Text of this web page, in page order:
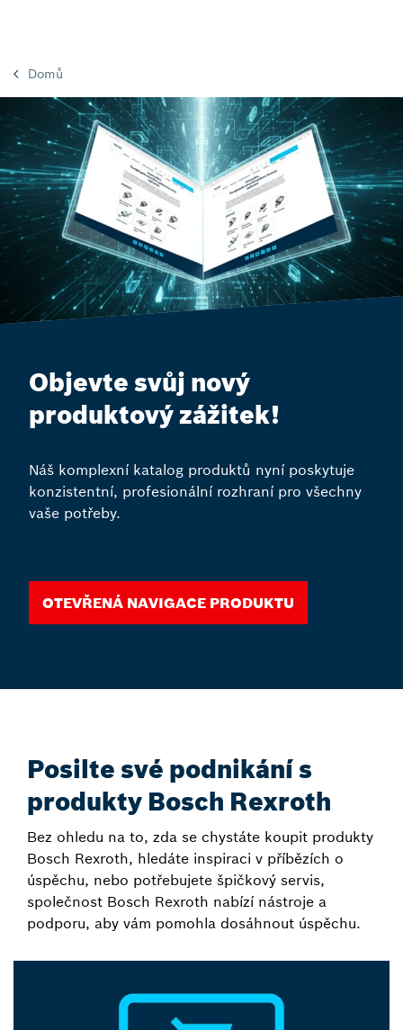
Domů
Objevte svůj nový
produktový zážitek!
Náš komplexní katalog produktů nyní poskytuje
konzistentní, profesionální rozhraní pro všechny
vaše potřeby.
Otevřená navigace produktu
Posilte své podnikání s
produkty Bosch Rexroth
Bez ohledu na to, zda se chystáte koupit produkty
Bosch Rexroth, hledáte inspiraci v příbězích o
úspěchu, nebo potřebujete špičkový servis,
společnost Bosch Rexroth nabízí nástroje a
podporu, aby vám pomohla dosáhnout úspěchu.